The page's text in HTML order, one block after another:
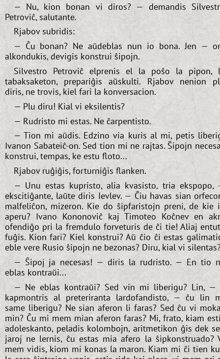
— Nu, kion bonan vi diros? — demandis
Petroviĉ, salutante.
Rjabov subridis:
— Ĉu bonan? Ne aŭdeblas nun io bona. Jen —
alkondukis, devigis konstrui ŝipojn.
Silvestro Petroviĉ elprenis el la poŝo la pipon,
tabaksaketon, prepariĝis aŭskulti. Rjabov nenion
diris, ne trovis, kiel fari la konversacion.
— Plu diru! Kial vi eksilentis?
— Rudristo mi estas. Ne ĉarpentisto.
— Tion mi aŭdis. Edzino via kuris al mi, petis
Ivanon Sabateiĉ-on. Sed tion mi ne rajtas. Ŝipojn
konstrui, tempas, ke estu floto...
Rjabov ruĝiĝis, forturniĝis flanken.
— Unu estas kupristo, alia kvasisto, tria ekspopo,
ekscitiĝante, laŭte diris Ievlev. — Ĉiu havas sian
malfeliĉon, mizeron. Kie do ŝipfaristojn preni, de kie
aperu? Ivano Kononoviĉ kaj Timoteo Koĉnev en
ofendiĝo pri la fremdulo forveturis de ĉi tie! Aliaj
fuĝis. Kion fari? Kiel konstrui? Aŭ ĉio ĉi estas
eble vere Rusio ŝipojn ne bezonas? Diru, kial vi
— Ŝipoj ja necesas! — diris la rudristo. — En tio
eblas kontraŭi...
— Ne eblas kontraŭi? Sed vin mi liberigu? Lin, —
kapmontris al preteriranta lardofandisto, — ĉu lin
same liberigu? Ne sian aferon li faras? Sed ĉu vi
min? Ĉu mi mem mian aferon faras? Mi, frato, kiam
adoleskanto, peladis kolombojn, aritmetikon ĝis dek
jaroj ne lernis, ĉu estas mia afero la ŝipkonstruado?
mem vidis, kiom mi konas la maron. Kiam mi ĉi tien